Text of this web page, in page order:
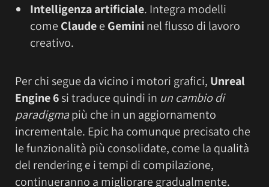
Intelligenza artificiale. Integra modelli
come Claudee Gemininel flusso di lavoro
creativo.
Per chi segue da vicino i motori grafici, Unreal
Engine 6si traduce quindi in un cambio di
paradigmapiù che in un aggiornamento
incrementale. Epic ha comunque precisato che
le funzionalità più consolidate, come la qualità
del rendering e i tempi di compilazione,
continueranno a migliorare gradualmente.